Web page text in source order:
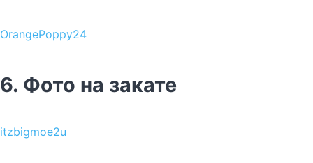
OrangePoppy24
6. Фото на закате
itzbigmoe2u